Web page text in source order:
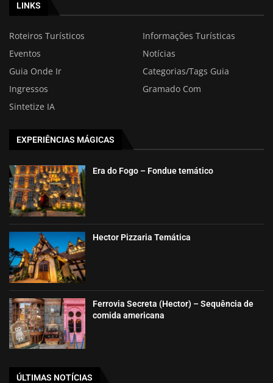
LINKS
Roteiros Turísticos
Informações Turísticas
Eventos
Notícias
Guia Onde Ir
Categorias/Tags Guia
Ingressos
Gramado Com
Sintetize IA
EXPERIÊNCIAS MÁGICAS
Era do Fogo – Fondue temático
Hector Pizzaria Temática
Ferrovia Secreta (Hector) – Sequência de
comida americana
ÚLTIMAS NOTÍCIAS